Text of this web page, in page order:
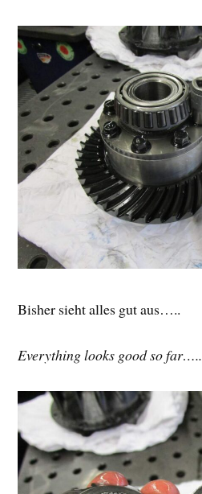
Bisher sieht alles gut aus…..
Everything looks good so far…..